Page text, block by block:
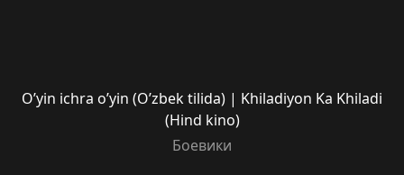
O’yin ichra o’yin (O’zbek tilida) | Khiladiyon Ka Khiladi
(Hind kino)
Боевики